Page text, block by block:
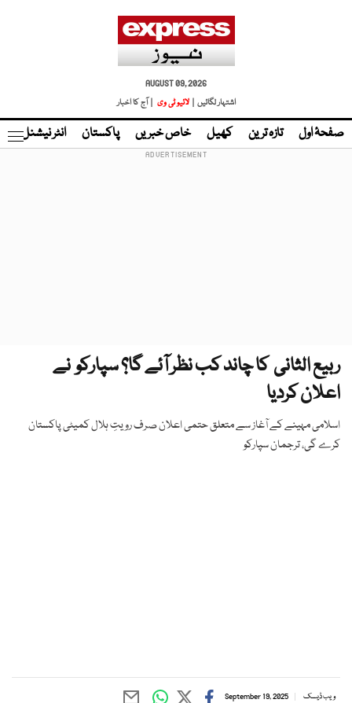
AUGUST 09, 2026
اشتہار لگائیں |
لائیو ٹی وی | آج کا اخبار
صفحۂ اول تازہ ترین کھیل خاص خبریں پاکستان انٹر نیشنل
ربیع الثانی کا چاند کب نظر آئے گا؟ سپارکو نے
اعلان کردیا
اسلامی مہینے کے آغاز سے متعلق حتمی اعلان صرف رویتِ ہلال کمیٹی پاکستان
کرے گی، ترجمان سپارکو
ویب ڈیسک September 19, 2025